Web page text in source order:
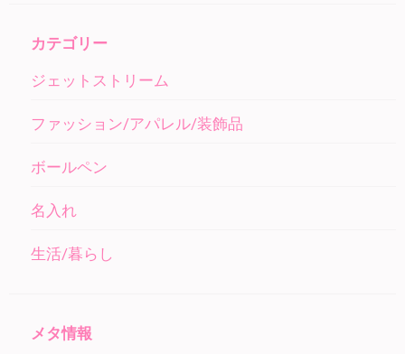
カテゴリー
ジェットストリーム
ファッション/アパレル/装飾品
ボールペン
名入れ
生活/暮らし
メタ情報